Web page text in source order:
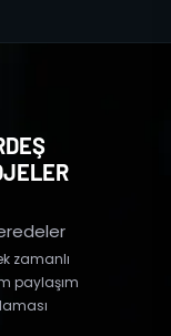
zamanlı
paylaşım